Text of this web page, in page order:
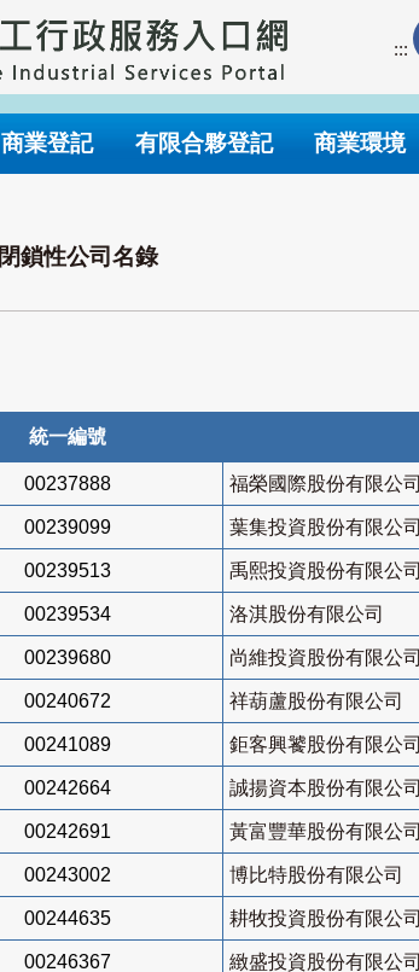
:::
商業登記 有限合夥登記 商業環境
閉鎖性公司名錄
統一編號
00237888 福榮國際股份有限公司
00239099 葉集投資股份有限公司
00239513 禹熙投資股份有限公司
00239534 洛淇股份有限公司
00239680 尚維投資股份有限公司
00240672 祥葫蘆股份有限公司
00241089 鉅客興饕股份有限公司
00242664 誠揚資本股份有限公司
00242691 黃富豐華股份有限公司
00243002 博比特股份有限公司
00244635 耕牧投資股份有限公司
00246367 緻盛投資股份有限公司